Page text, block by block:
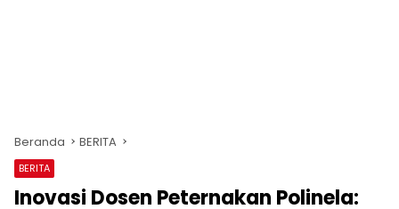
Beranda BERITA
BERITA
Inovasi Dosen Peternakan Polinela: